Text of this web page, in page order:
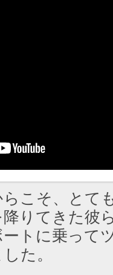
こそ、とて
りてきた彼
トに乗って
た。